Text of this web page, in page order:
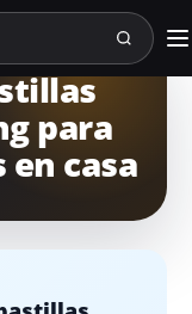
para
casa